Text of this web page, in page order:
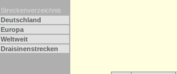
Streckenverzeichnis
Deutschland
Europa
Weltweit
Draisinenstrecken